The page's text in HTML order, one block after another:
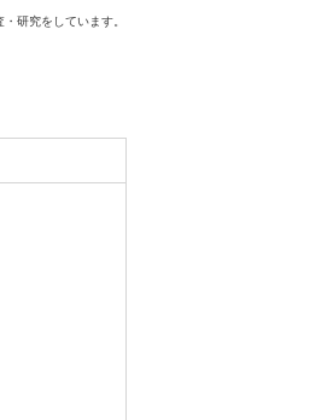
研究をしています。